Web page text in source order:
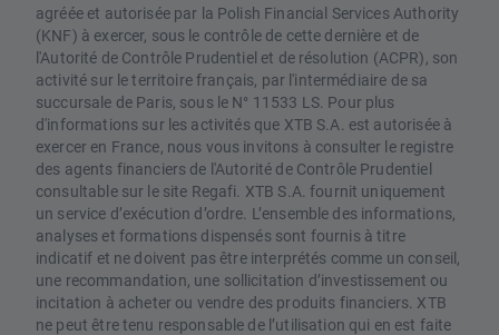
agréée et autorisée par la Polish Financial Services Authority
(KNF) à exercer, sous le contrôle de cette dernière et de
l'Autorité de Contrôle Prudentiel et de résolution (ACPR), son
activité sur le territoire français, par l'intermédiaire de sa
succursale de Paris, sous le N° 11533 LS. Pour plus
d'informations sur les activités que XTB S.A. est autorisée à
exercer en France, nous vous invitons à consulter le registre
des agents financiers de l'Autorité de Contrôle Prudentiel
consultable sur le site Regafi. XTB S.A. fournit uniquement
un service d’exécution d’ordre. L’ensemble des informations,
analyses et formations dispensés sont fournis à titre
indicatif et ne doivent pas être interprétés comme un conseil,
une recommandation, une sollicitation d’investissement ou
incitation à acheter ou vendre des produits financiers. XTB
ne peut être tenu responsable de l’utilisation qui en est faite